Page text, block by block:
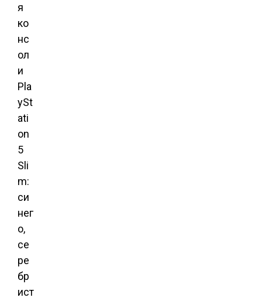
я
ко
нс
ол
и
Pla
ySt
ati
on
5
Sli
m:
си
нег
о,
се
ре
бр
ист